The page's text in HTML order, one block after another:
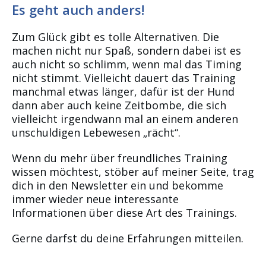
Es geht auch anders!
Zum Glück gibt es tolle Alternativen. Die
machen nicht nur Spaß, sondern dabei ist es
auch nicht so schlimm, wenn mal das Timing
nicht stimmt. Vielleicht dauert das Training
manchmal etwas länger, dafür ist der Hund
dann aber auch keine Zeitbombe, die sich
vielleicht irgendwann mal an einem anderen
unschuldigen Lebewesen „rächt“.
Wenn du mehr über freundliches Training
wissen möchtest, stöber auf meiner Seite, trag
dich in den Newsletter ein und bekomme
immer wieder neue interessante
Informationen über diese Art des Trainings.
Gerne darfst du deine Erfahrungen mitteilen.